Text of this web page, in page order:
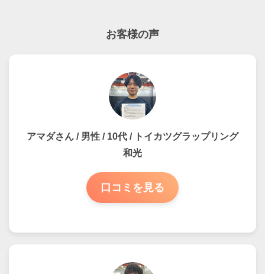
お客様の声
アマダさん / 男性 / 10代 / トイカツグラップリング
和光
口コミを見る